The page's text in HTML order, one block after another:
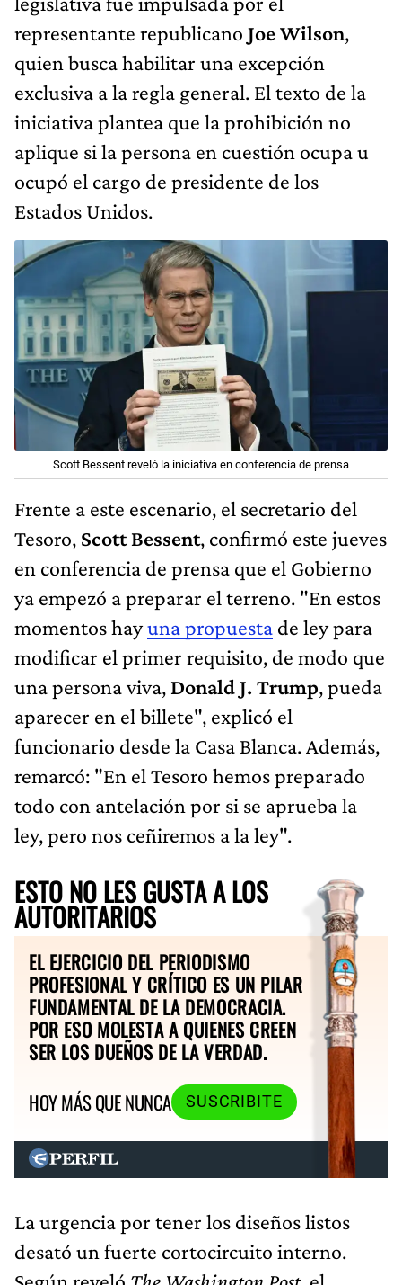
representante republicano Joe Wilson,
quien busca habilitar una excepción
exclusiva a la regla general. El texto de la
iniciativa plantea que la prohibición no
aplique si la persona en cuestión ocupa u
ocupó el cargo de presidente de los
Estados Unidos.
Scott Bessent reveló la iniciativa en conferencia de prensa
Frente a este escenario, el secretario del
Tesoro, Scott Bessent, confirmó este jueves
en conferencia de prensa que el Gobierno
ya empezó a preparar el terreno. "En estos
momentos hayuna propuesta de ley para
modificar el primer requisito, de modo que
una persona viva, Donald J. Trump, pueda
aparecer en el billete", explicó el
funcionario desde la Casa Blanca. Además,
remarcó: "En el Tesoro hemos preparado
todo con antelación por si se aprueba la
ley, pero nos ceñiremos a la ley".
ESTO NO LES GUSTA A LOS
AUTORITARIOS
EL EJERCICIO DEL PERIODISMO
PROFESIONAL Y CRÍTICO ES UN PILAR
FUNDAMENTAL DE LA DEMOCRACIA.
POR ESO MOLESTA A QUIENES CREEN
SER LOS DUEÑOS DE LA VERDAD.
HOY MÁS QUE NUNCA
SUSCRIBITE
La urgencia por tener los diseños listos
desató un fuerte cortocircuito interno.